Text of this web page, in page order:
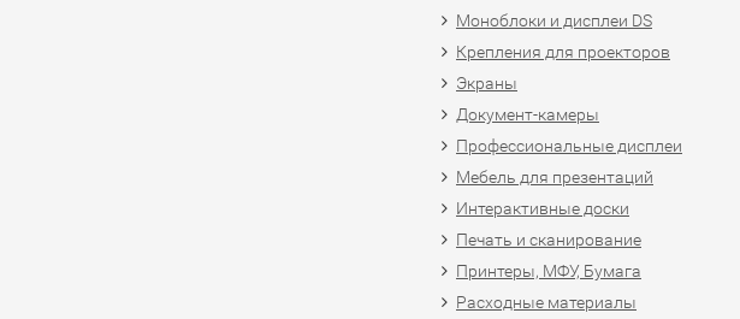
Моноблоки и дисплеи DS
Крепления для проекторов
Экраны
Документ-камеры
Профессиональные дисплеи
Мебель для презентаций
Интерактивные доски
Печать и сканирование
Принтеры, МФУ, Бумага
Расходные материалы